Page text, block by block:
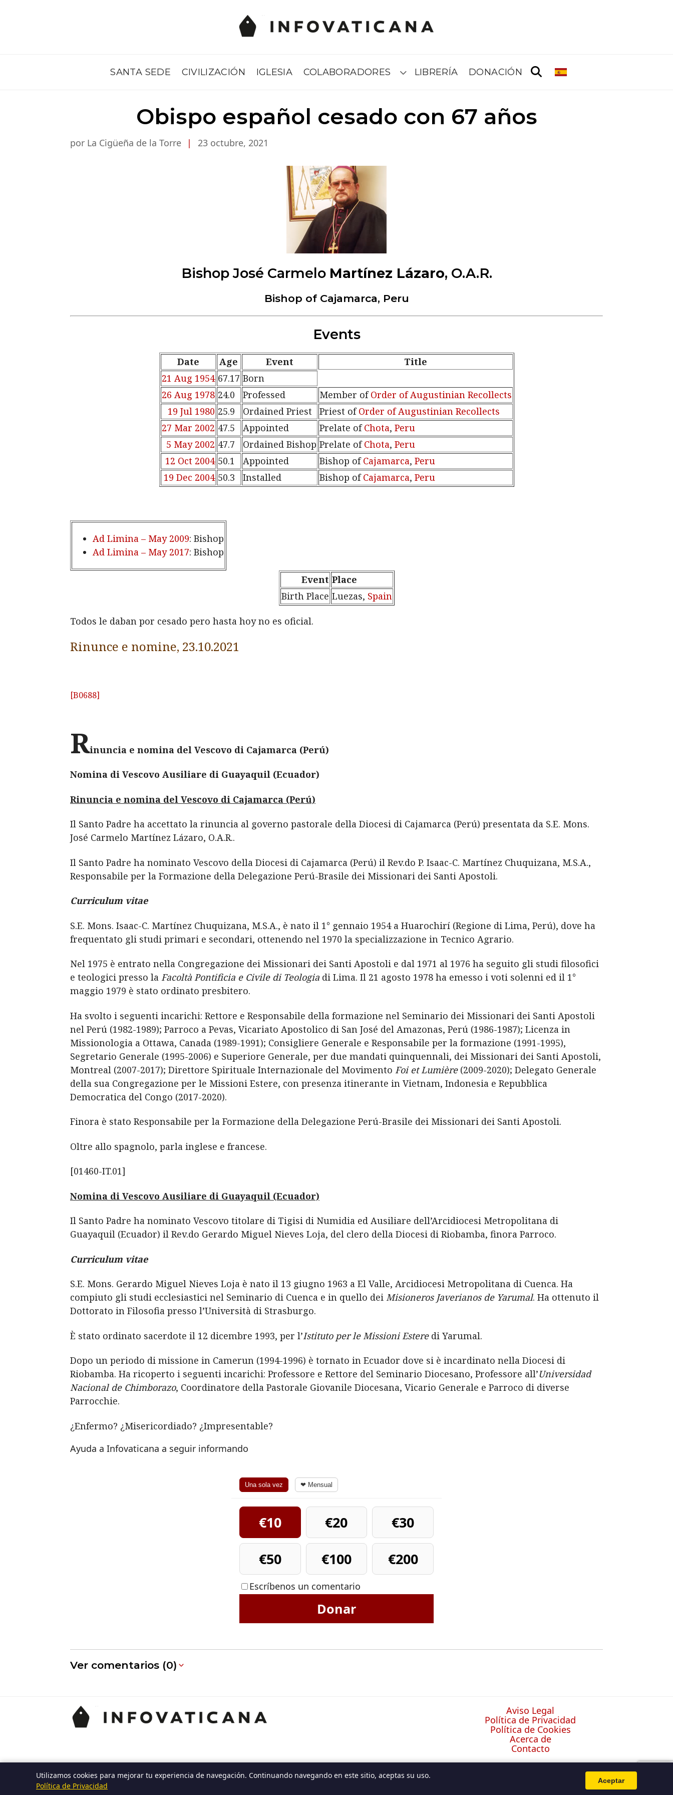
SANTA SEDE CIVILIZACIÓN IGLESIA COLABORADORES Submenú
LIBRERÍA DONACIÓN
Obispo español cesado con 67 años
por La Cigüeña de la Torre | 23 octubre, 2021
Bishop José Carmelo Martínez Lázaro, O.A.R.
Bishop of Cajamarca, Peru
Events
Date Age Event
Title
21 Aug 1954 67.17 Born
26 Aug 1978 24.0 Professed Member ofOrder of Augustinian Recollects
19 Jul 1980 25.9 Ordained Priest Priest ofOrder of Augustinian Recollects
27 Mar 2002 47.5 Appointed Prelate ofChota, Peru
5 May 2002 47.7 Ordained Bishop Prelate ofChota, Peru
12 Oct 2004 50.1 Appointed Bishop ofCajamarca, Peru
19 Dec 2004 50.3 Installed Bishop ofCajamarca, Peru
Ad Limina – May 2009: Bishop
Ad Limina – May 2017: Bishop
Event Place
Birth Place Luezas, Spain
Todos le daban por cesado pero hasta hoy no es oficial.
Rinunce e nomine, 23.10.2021
[B0688]
Rinuncia e nomina del Vescovo di Cajamarca (Perú)
Nomina di Vescovo Ausiliare di Guayaquil (Ecuador)
Rinuncia e nomina del Vescovo di Cajamarca (Perú)
Il Santo Padre ha accettato la rinuncia al governo pastorale della Diocesi di Cajamarca (Perú) presentata da S.E. Mons.
José Carmelo Martínez Lázaro, O.A.R..
Il Santo Padre ha nominato Vescovo della Diocesi di Cajamarca (Perú) il Rev.do P. Isaac-C. Martínez Chuquizana, M.S.A.,
Responsabile per la Formazione della Delegazione Perú-Brasile dei Missionari dei Santi Apostoli.
Curriculum vitae
S.E. Mons. Isaac-C. Martínez Chuquizana, M.S.A., è nato il 1° gennaio 1954 a Huarochirí (Regione di Lima, Perú), dove ha
frequentato gli studi primari e secondari, ottenendo nel 1970 la specializzazione in Tecnico Agrario.
Nel 1975 è entrato nella Congregazione dei Missionari dei Santi Apostoli e dal 1971 al 1976 ha seguito gli studi filosofici
e teologici presso la Facoltà Pontificia e Civile di Teologia di Lima. Il 21 agosto 1978 ha emesso i voti solenni ed il 1°
maggio 1979 è stato ordinato presbitero.
Ha svolto i seguenti incarichi: Rettore e Responsabile della formazione nel Seminario dei Missionari dei Santi Apostoli
nel Perú (1982-1989); Parroco a Pevas, Vicariato Apostolico di San José del Amazonas, Perú (1986-1987); Licenza in
Missionologia a Ottawa, Canada (1989-1991); Consigliere Generale e Responsabile per la formazione (1991-1995),
Segretario Generale (1995-2006) e Superiore Generale, per due mandati quinquennali, dei Missionari dei Santi Apostoli,
Montreal (2007-2017); Direttore Spirituale Internazionale del Movimento Foi et Lumière(2009-2020); Delegato Generale
della sua Congregazione per le Missioni Estere, con presenza itinerante in Vietnam, Indonesia e Repubblica
Democratica del Congo (2017-2020).
Finora è stato Responsabile per la Formazione della Delegazione Perú-Brasile dei Missionari dei Santi Apostoli.
Oltre allo spagnolo, parla inglese e francese.
[01460-IT.01]
Nomina di Vescovo Ausiliare di Guayaquil (Ecuador)
Il Santo Padre ha nominato Vescovo titolare di Tigisi di Numidia ed Ausiliare dell’Arcidiocesi Metropolitana di
Guayaquil (Ecuador) il Rev.do Gerardo Miguel Nieves Loja, del clero della Diocesi di Riobamba, finora Parroco.
Curriculum vitae
S.E. Mons. Gerardo Miguel Nieves Loja è nato il 13 giugno 1963 a El Valle, Arcidiocesi Metropolitana di Cuenca. Ha
compiuto gli studi ecclesiastici nel Seminario di Cuenca e in quello dei Misioneros Javerianos de Yarumal. Ha ottenuto il
Dottorato in Filosofia presso l’Università di Strasburgo.
È stato ordinato sacerdote il 12 dicembre 1993, per l’Istituto per le Missioni Esteredi Yarumal.
Dopo un periodo di missione in Camerun (1994-1996) è tornato in Ecuador dove si è incardinato nella Diocesi di
Riobamba. Ha ricoperto i seguenti incarichi: Professore e Rettore del Seminario Diocesano, Professore all’Universidad
Nacional de Chimborazo, Coordinatore della Pastorale Giovanile Diocesana, Vicario Generale e Parroco di diverse
Parrocchie.
¿Enfermo? ¿Misericordiado? ¿Impresentable?
Ayuda a Infovaticana a seguir informando
Una sola vez ❤ Mensual
€10 €20
€30
€50
€100 €200
Escríbenos un comentario
Donar
Ver comentarios (0)
Aviso Legal
Política de Privacidad
Política de Cookies
Acerca de
Contacto
Utilizamos cookies para mejorar tu experiencia de navegación. Continuando navegando en este sitio, aceptas su uso.
Política de Privacidad
Aceptar